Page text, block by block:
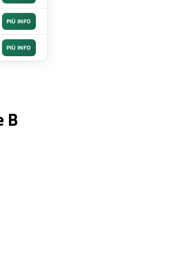
PIÙ INFO
PIÙ INFO
B